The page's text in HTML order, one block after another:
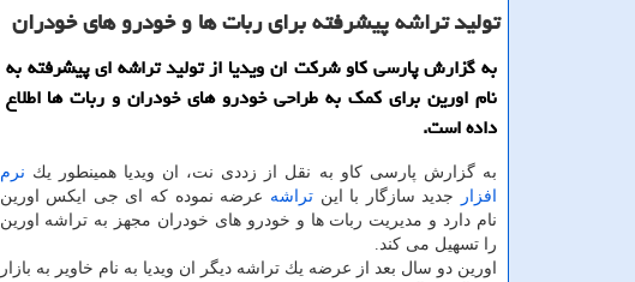
تولید تراشه پیشرفته برای ربات ها و خودرو های خودران
به گزارش پارسی كاو شركت ان ویدیا از تولید تراشه ای پیشرفته به
نام اورین برای كمك به طراحی خودرو های خودران و ربات ها اطلاع
داده است.
به گزارش پارسی كاو به نقل از زددی نت، ان ویدیا همینطور یك نرم
افزار
جدید سازگار با اینتراشه عرضه نموده كه ای جی ایكس اورین
نام دارد و مدیریت ربات ها و خودرو های خودران مجهز به تراشه اورین
را تسهیل می كند.
اورین دو سال بعد از عرضه یك تراشه دیگر ان ویدیا به نام خاویر به بازار